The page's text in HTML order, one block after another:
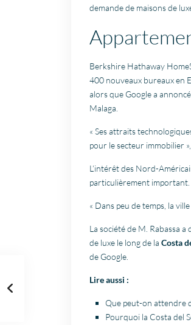
demande de maisons de
Berkshire Hathaway
400 nouveaux bureaux en
alors que Google a
Malaga.
« Ses attraits
pour le secteur immobilier
L’intérêt des Nord-
particulièrement important.
« Dans peu de temps, la
La société de M. Rabassa
de luxe le long de la Costa
de Google.
Lire aussi :
Que peut-on attendre
Pourquoi la Costa del